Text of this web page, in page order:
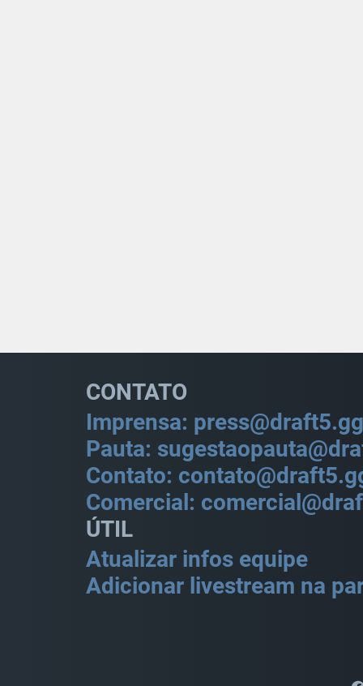
CONTATO
Imprensa: press@draft5.gg
Pauta:
Contato:
Comercial:
ÚTIL
Atualizar infos equipe
Adicionar livestream na